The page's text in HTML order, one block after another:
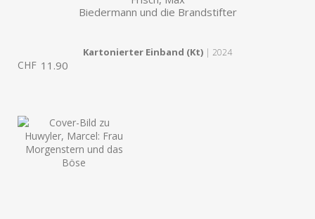
Biedermann und die Brandstifter
Kartonierter Einband (Kt) | 2024
CHF 11.90